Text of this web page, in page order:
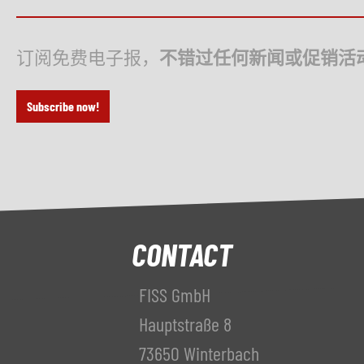
订阅免费电子报， 不错过任何新闻或促销活
Subscribe now!
CONTACT
FISS GmbH
Hauptstraße 8
73650 Winterbach